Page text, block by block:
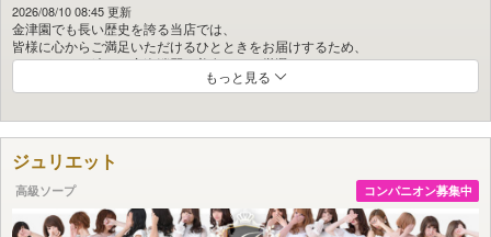
2026/08/10 08:45 更新
金津園でも長い歴史を誇る当店では、
皆様に心からご満足いただけるひとときをお届けするため、
エレガンスを纏った容姿端麗な美女のみを厳選しております。
洗練されたスタイリッシュな店内空間は、
ラグジュアリーな香りを纏う女性たちとともに、
心ゆくまで至福の時間をご堪能ください。
もっと見る
ジュリエット
高級ソープ コンパニオン募集中